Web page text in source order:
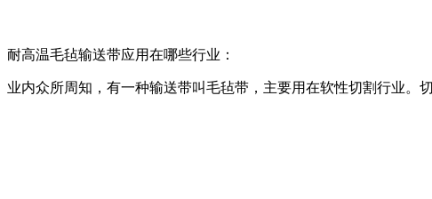
耐高温毛毡输送带应用在哪些行业：
业内众所周知，有一种输送带叫毛毡带，主要用在软性切割行业。